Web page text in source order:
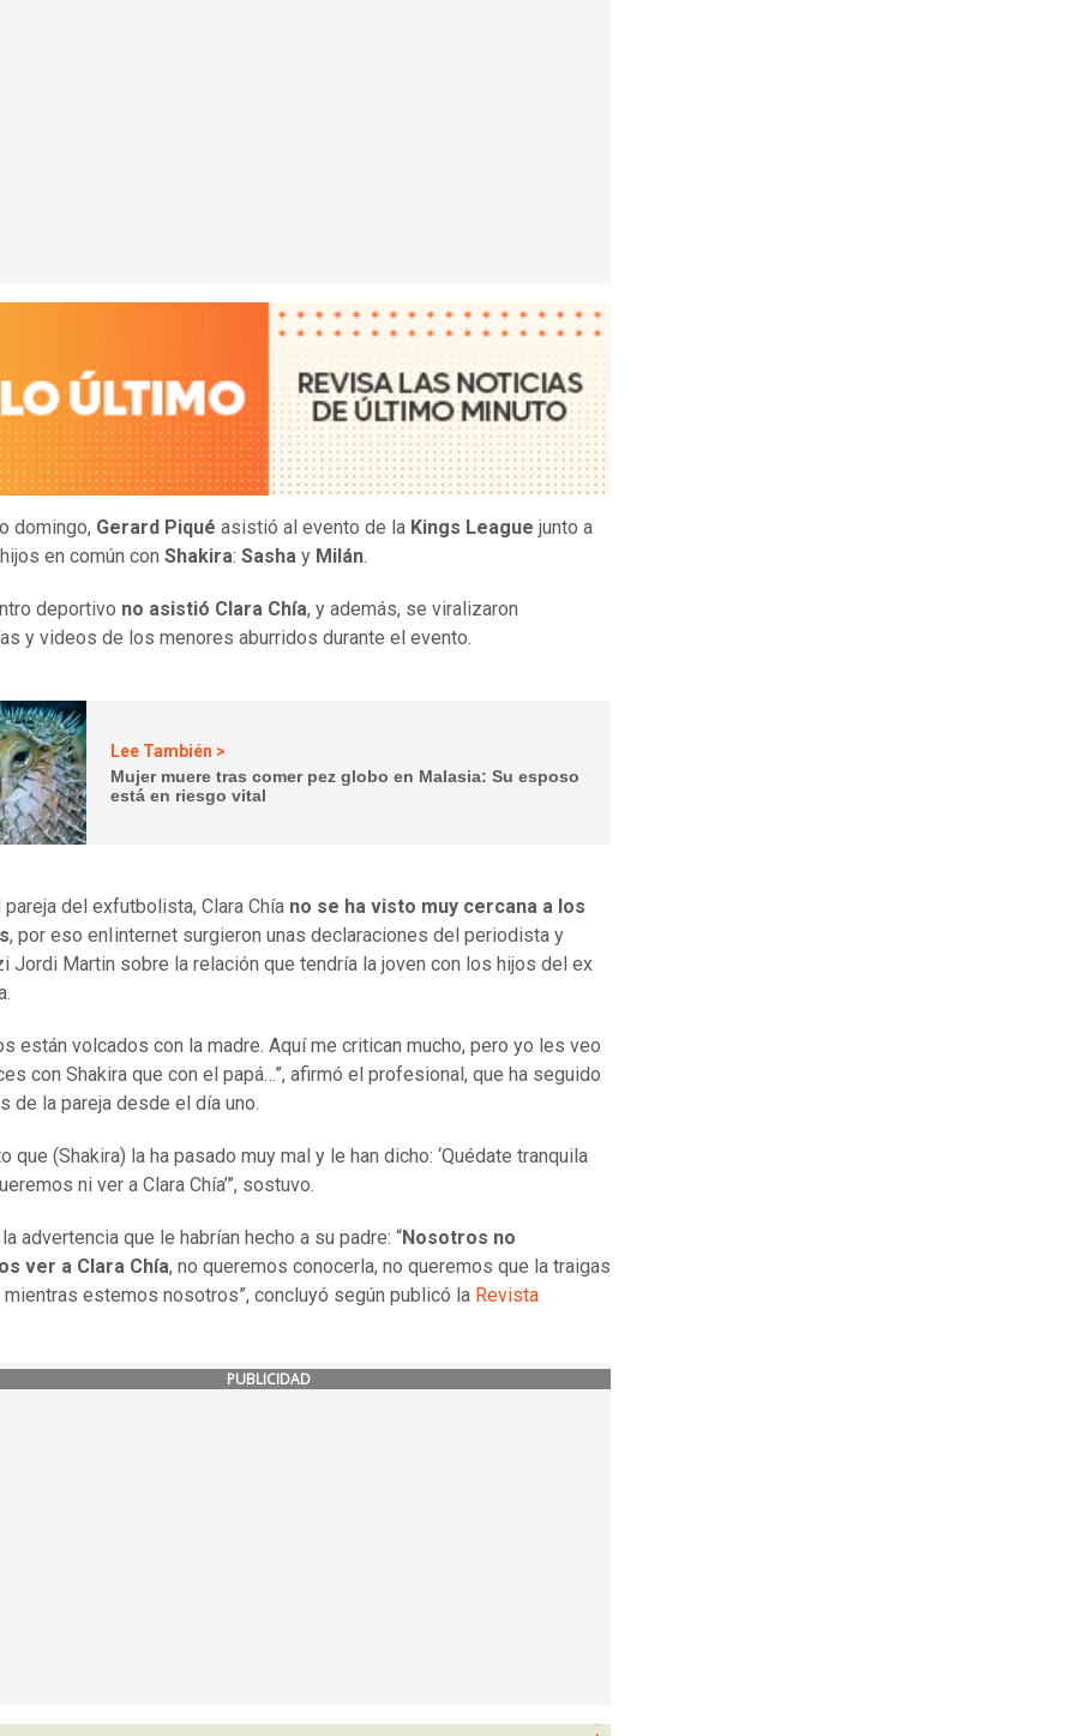
domingo, Gerard Piqué asistió al evento de la Kings League junto a
en común con Shakira: Sasha y Milán.
deportivo no asistió Clara Chía, y además, se viralizaron
y videos de los menores aburridos durante el evento.
Lee También >
Mujer muere tras comer pez globo en Malasia: Su esposo
está en riesgo vital
pareja del exfutbolista, Clara Chía no se ha visto muy cercana a los
, por eso enIinternet surgieron unas declaraciones del periodista y
Jordi Martin sobre la relación que tendría la joven con los hijos del ex
están volcados con la madre. Aquí me critican mucho, pero yo les veo
con Shakira que con el papá…”, afirmó el profesional, que ha seguido
de la pareja desde el día uno.
que (Shakira) la ha pasado muy mal y le han dicho: ‘Quédate tranquila
ni ver a Clara Chía’”, sostuvo.
advertencia que le habrían hecho a su padre: “Nosotros no
ver a Clara Chía, no queremos conocerla, no queremos que la traigas
mientras estemos nosotros”, concluyó según publicó la Revista
PUBLICIDAD